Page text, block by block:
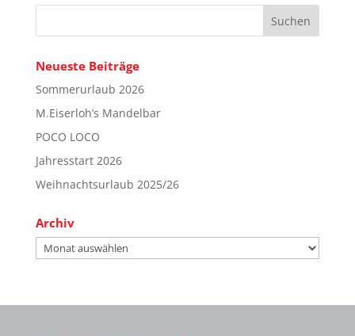
Neueste Beiträge
Sommerurlaub 2026
M.Eiserloh’s Mandelbar
POCO LOCO
Jahresstart 2026
Weihnachtsurlaub 2025/26
Archiv
Archiv